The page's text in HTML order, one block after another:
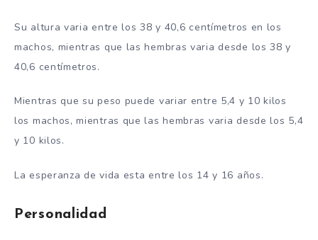
Su altura varia entre los 38 y 40,6 centímetros en los
machos, mientras que las hembras varia desde los 38 y
40,6 centímetros.
Mientras que su peso puede variar entre 5,4 y 10 kilos
los machos, mientras que las hembras varia desde los 5,4
y 10 kilos.
La esperanza de vida esta entre los 14 y 16 años.
Personalidad